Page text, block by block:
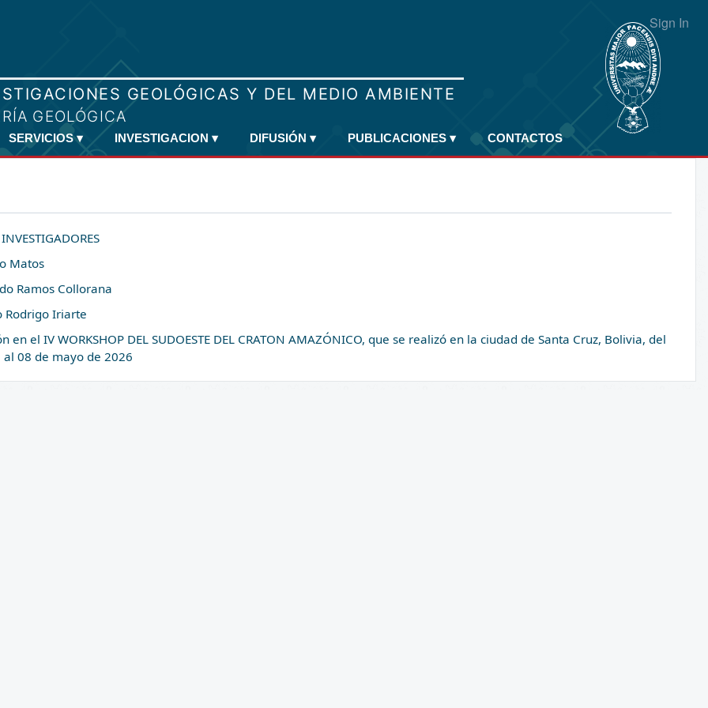
Sign In
SERVICIOS ▾ INVESTIGACION ▾ DIFUSIÓN ▾ PUBLICACIONES ▾ CONTACTOS
Matos
Ramos Collorana
Rodrigo Iriarte
en el IV WORKSHOP DEL SUDOESTE DEL CRATON AMAZÓNICO, que se realizó en la ciudad de Santa Cruz, Bolivia, del
08 de mayo de 2026